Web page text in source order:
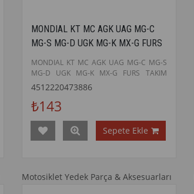
MONDIAL KT MC AGK UAG MG-C
MG-S MG-D UGK MG-K MX-G FURS
TAKIM ORJINAL
MONDIAL KT MC AGK UAG MG-C MG-S
MG-D UGK MG-K MX-G FURS TAKIM
ORJINAL
4512220473886
₺143
Sepete Ekle
Motosiklet Yedek Parça & Aksesuarları